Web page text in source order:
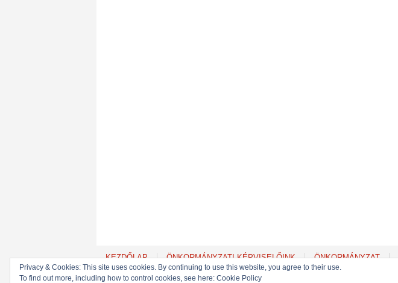
KEZDŐLAP ÖNKORMÁNYZATI KÉPVISELŐINK ÖNKORMÁNYZAT
Privacy & Cookies: This site uses cookies. By continuing to use this website, you agree to their use.
To find out more, including how to control cookies, see here: Cookie Policy